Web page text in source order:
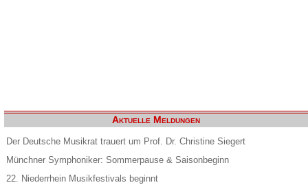
Aktuelle Meldungen
Der Deutsche Musikrat trauert um Prof. Dr. Christine Siegert
Münchner Symphoniker: Sommerpause & Saisonbeginn
22. Niederrhein Musikfestivals beginnt